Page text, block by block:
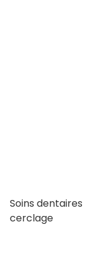
Soins
cerclage